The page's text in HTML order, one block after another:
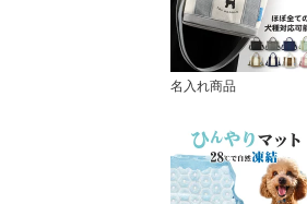
名入れ商品